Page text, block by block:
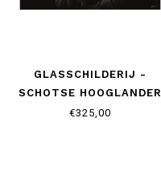
GLASSCHILDERIJ -
SCHOTSE HOOGLANDER
€325,00